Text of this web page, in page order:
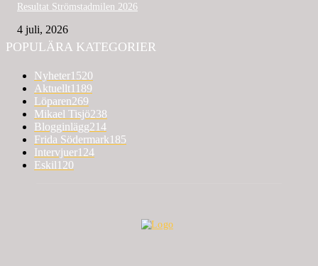
Resultat Strömstadmilen 2026
4 juli, 2026
POPULÄRA KATEGORIER
Nyheter1520
Aktuellt1189
Löparen269
Mikael Tisjö238
Blogginlägg214
Frida Södermark185
Intervjuer124
Eskil120